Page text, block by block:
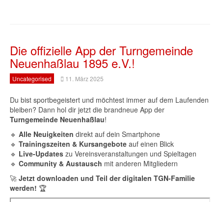
Die offizielle App der Turngemeinde
Neuenhaßlau 1895 e.V.!
Uncategorised 11. März 2025
Du bist sportbegeistert und möchtest immer auf dem Laufenden
bleiben? Dann hol dir jetzt die brandneue App der
Turngemeinde Neuenhaßlau!
🔹 Alle Neuigkeiten direkt auf dein Smartphone
🔹 Trainingszeiten & Kursangebote auf einen Blick
🔹 Live-Updates zu Vereinsveranstaltungen und Spieltagen
🔹 Community & Austausch mit anderen Mitgliedern
🚀 Jetzt downloaden und Teil der digitalen TGN-Familie
werden! 🏆